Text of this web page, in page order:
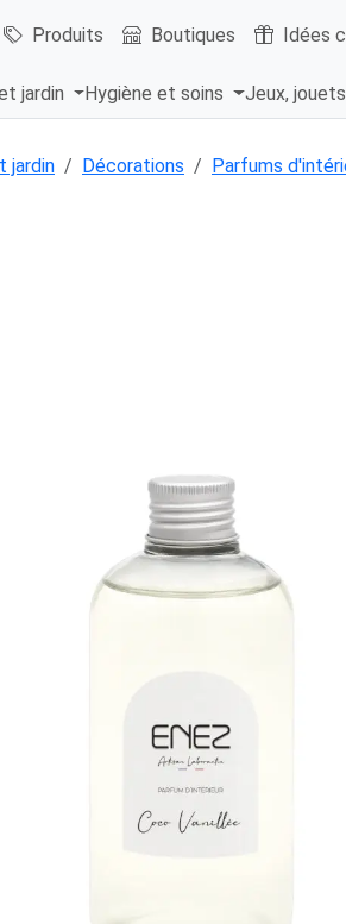
Produits Boutiques Idées
jardin Hygiène et soins Jeux,
jardin Décorations Parfums